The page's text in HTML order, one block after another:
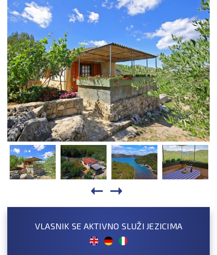
VLASNIK SE AKTIVNO SLUŽI JEZICIMA